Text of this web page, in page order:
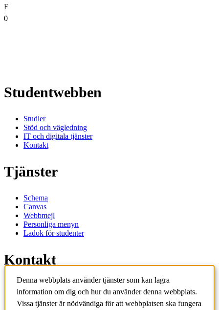
F
0
Studentwebben
Studier
Stöd och vägledning
IT och digitala tjänster
Kontakt
Tjänster
Schema
Canvas
Webbmejl
Personliga menyn
Ladok för studenter
Kontakt
Kontakta utbildningsprogram
Kontakta kurs
IT-support
Denna webbplats använder tjänster som kan lagra
information om dig och hur du använder denna webbplats.
Vissa tjänster är nödvändiga för att webbplatsen ska fungera